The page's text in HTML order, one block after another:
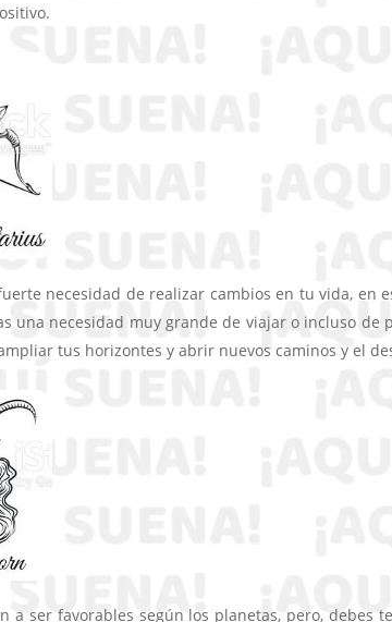
necesidad de realizar cambios en tu vida, en
una necesidad muy grande de viajar o incluso
tus horizontes y abrir nuevos caminos y el
a ser favorables según los planetas, pero,